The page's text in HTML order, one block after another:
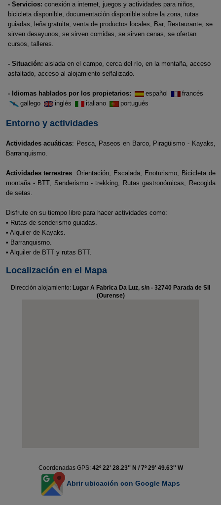
- Servicios: conexión a internet, juegos y actividades para niños,
bicicleta disponible, documentación disponible sobre la zona, rutas
guiadas, leña gratuita, venta de productos locales, Bar, Restaurante, se
sirven desayunos, se sirven comidas, se sirven cenas, se ofertan
cursos, talleres.
- Situación: aislada en el campo, cerca del río, en la montaña, acceso
asfaltado, acceso al alojamiento señalizado.
- Idiomas hablados por los propietarios: español
francés
gallego
inglés italiano portugués
Entorno y actividades
Actividades acuáticas: Pesca, Paseos en Barco, Piragüismo - Kayaks,
Barranquismo.
Actividades terrestres: Orientación, Escalada, Enoturismo, Bicicleta de
montaña - BTT, Senderismo - trekking, Rutas gastronómicas, Recogida
de setas.
Disfrute en su tiempo libre para hacer actividades como:
• Rutas de senderismo guiadas.
• Alquiler de Kayaks.
• Barranquismo.
• Alquiler de BTT y rutas BTT.
Localización en el Mapa
Dirección alojamiento: Lugar A Fabrica Da Luz, s/n - 32740 Parada de Sil
(Ourense)
Coordenadas GPS: 42º 22' 28.23'' N / 7º 29' 49.63'' W
Abrir ubicación con Google Maps